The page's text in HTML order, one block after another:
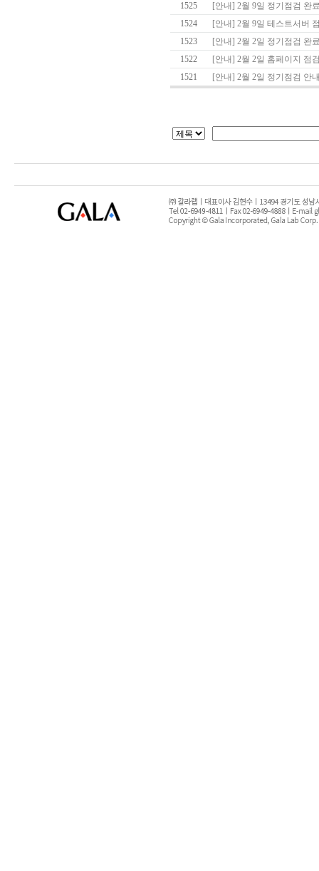
1525
[안내] 2월 9일 정기점검 완
1524
[안내] 2월 9일 테스트서버
1523
[안내] 2월 2일 정기점검 완
1522
[안내] 2월 2일 홈페이지 점
1521
[안내] 2월 2일 정기점검 안